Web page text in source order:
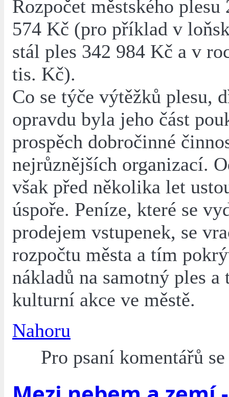
Rozpočet městského plesu
574 Kč (pro příklad v
stál ples 342 984 Kč a v
tis. Kč).
Co se týče výtěžků plesu,
opravdu byla jeho část
prospěch dobročinné
nejrůznějších organizací.
však před několika let
úspoře. Peníze, které se
prodejem vstupenek, se
rozpočtu města a tím
nákladů na samotný ples a
kulturní akce ve městě.
Nahoru
Pro psaní komentářů